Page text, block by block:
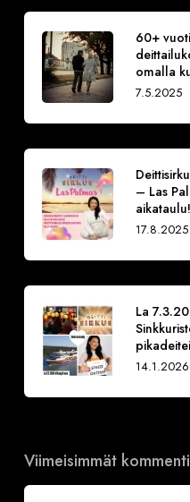
60+
omalla
7.5.2025
– Las
aikataulu!
17.8.2025
La
14.1.2026
Viimeisimmät